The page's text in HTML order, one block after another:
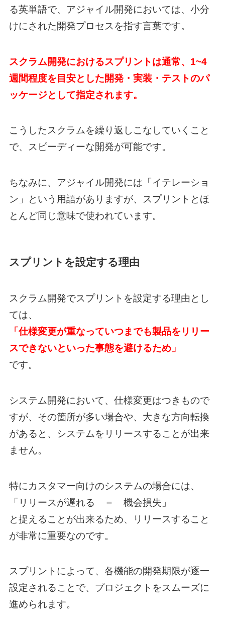
る英単語で、アジャイル開発においては、小分
けにされた開発プロセスを指す言葉です。
スクラム開発におけるスプリントは通常、1~4
週間程度を目安とした開発・実装・テストのパ
ッケージとして指定されます。
こうしたスクラムを繰り返しこなしていくこと
で、スピーディーな開発が可能です。
ちなみに、アジャイル開発には「イテレーショ
ン」という用語がありますが、スプリントとほ
とんど同じ意味で使われています。
スプリントを設定する理由
スクラム開発でスプリントを設定する理由とし
ては、
「仕様変更が重なっていつまでも製品をリリー
スできないといった事態を避けるため」
です。
システム開発において、仕様変更はつきもので
すが、その箇所が多い場合や、大きな方向転換
があると、システムをリリースすることが出来
ません。
特にカスタマー向けのシステムの場合には、
「リリースが遅れる ＝ 機会損失」
と捉えることが出来るため、リリースすること
が非常に重要なのです。
スプリントによって、各機能の開発期限が逐一
設定されることで、プロジェクトをスムーズに
進められます。